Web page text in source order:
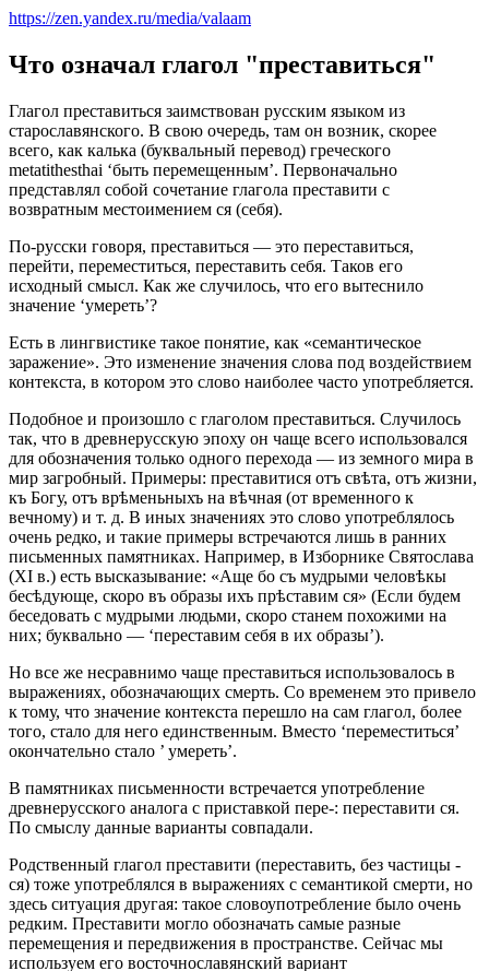
https://zen.yandex.ru/media/valaam
Что означал глагол "преставиться"
Глагол преставиться заимствован русским языком из
старославянского. В свою очередь, там он возник, скорее
всего, как калька (буквальный перевод) греческого
metatithesthai ‘быть перемещенным’. Первоначально
представлял собой сочетание глагола преставити с
возвратным местоимением ся (себя).
По-русски говоря, преставиться — это переставиться,
перейти, переместиться, переставить себя. Таков его
исходный смысл. Как же случилось, что его вытеснило
значение ‘умереть’?
Есть в лингвистике такое понятие, как «семантическое
заражение». Это изменение значения слова под воздействием
контекста, в котором это слово наиболее часто употребляется.
Подобное и произошло с глаголом преставиться. Случилось
так, что в древнерусскую эпоху он чаще всего использовался
для обозначения только одного перехода — из земного мира в
мир загробный. Примеры: преставитися отъ свѣта, отъ жизни,
къ Богу, отъ врѣменьныхъ на вѣчная (от временного к
вечному) и т. д. В иных значениях это слово употреблялось
очень редко, и такие примеры встречаются лишь в ранних
письменных памятниках. Например, в Изборнике Святослава
(XI в.) есть высказывание: «Аще бо съ мудрыми человѣкы
бесѣдующе, скоро въ образы ихъ прѣставим ся» (Если будем
беседовать с мудрыми людьми, скоро станем похожими на
них; буквально — ‘переставим себя в их образы’).
Но все же несравнимо чаще преставиться использовалось в
выражениях, обозначающих смерть. Со временем это привело
к тому, что значение контекста перешло на сам глагол, более
того, стало для него единственным. Вместо ‘переместиться’
окончательно стало ’ умереть’.
В памятниках письменности встречается употребление
древнерусского аналога с приставкой пере-: переставити ся.
По смыслу данные варианты совпадали.
Родственный глагол преставити (переставить, без частицы -
ся) тоже употреблялся в выражениях с семантикой смерти, но
здесь ситуация другая: такое словоупотребление было очень
редким. Преставити могло обозначать самые разные
перемещения и передвижения в пространстве. Сейчас мы
используем его восточнославянский вариант